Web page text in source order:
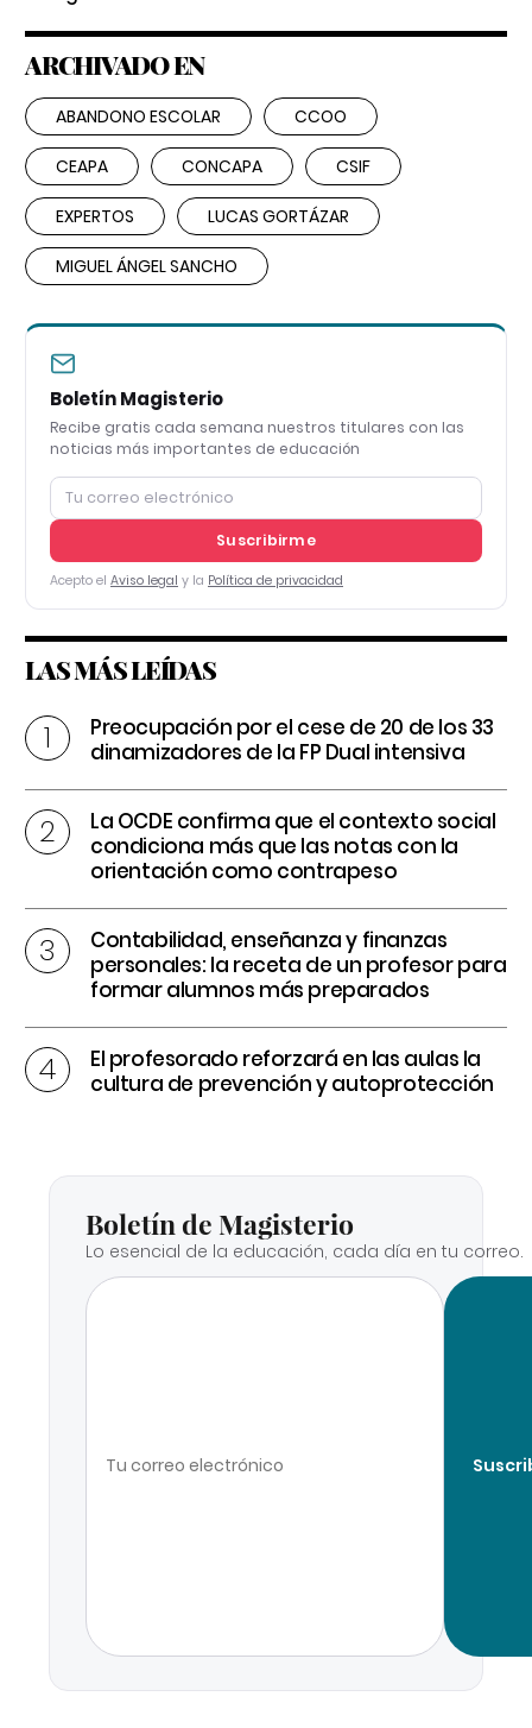
ARCHIVADO EN
ABANDONO ESCOLAR CCOO
CEAPA CONCAPA CSIF
EXPERTOS LUCAS GORTÁZAR
MIGUEL ÁNGEL SANCHO
Boletín Magisterio
Recibe gratis cada semana nuestros titulares con las
noticias más importantes de educación
Suscribirme
Acepto el Aviso legal y la Política de privacidad
LAS MÁS LEÍDAS
Preocupación por el cese de 20 de los 33
dinamizadores de la FP Dual intensiva
La OCDE confirma que el contexto social
condiciona más que las notas con la
orientación como contrapeso
Contabilidad, enseñanza y finanzas
personales: la receta de un profesor para
formar alumnos más preparados
El profesorado reforzará en las aulas la
cultura de prevención y autoprotección
Boletín de Magisterio
Lo esencial de la educación, cada día en tu correo.